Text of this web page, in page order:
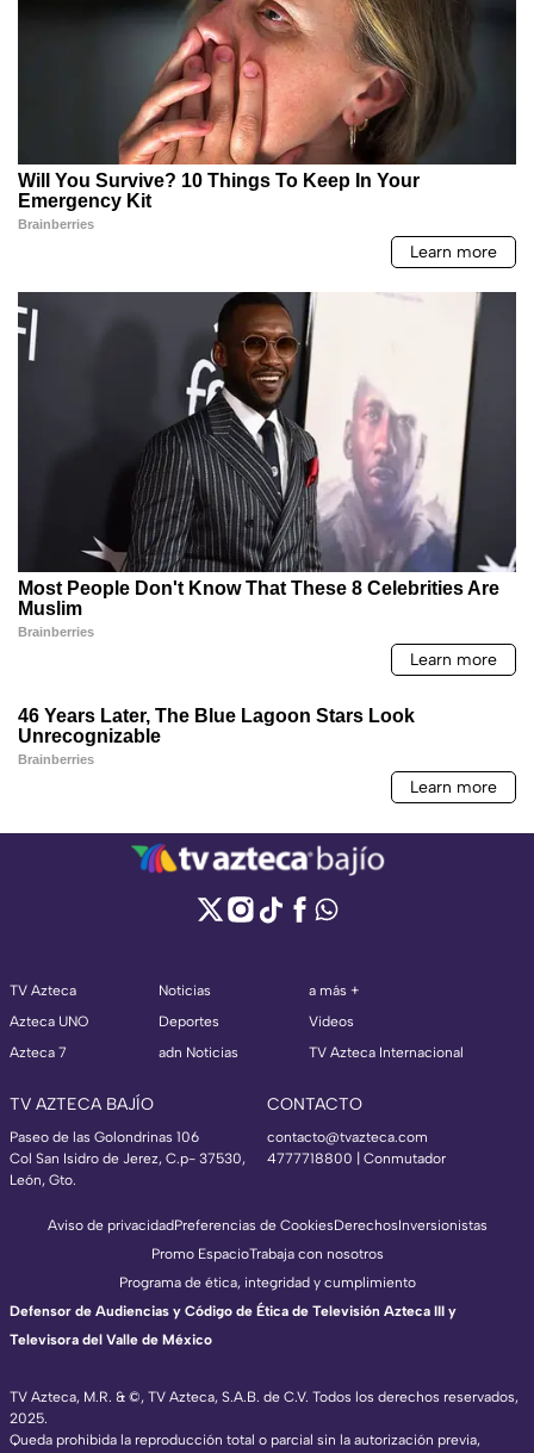
TV Azteca
Azteca UNO
Azteca 7
Noticias
Deportes
adn Noticias
a más +
Videos
TV Azteca Internacional
TV AZTECA BAJÍO
Paseo de las Golondrinas 106
Col San Isidro de Jerez, C.p- 37530,
León, Gto.
CONTACTO
contacto@tvazteca.com
4777718800 | Conmutador
TV Azteca, M.R. & ©, TV Azteca, S.A.B. de C.V. Todos los derechos reservados,
2025.
Queda prohibida la reproducción total o parcial sin la autorización previa,
Aviso de privacidadPreferencias de CookiesDerechosInversionistas
Promo EspacioTrabaja con nosotros
Programa de ética, integridad y cumplimiento
Defensor de Audiencias y Código de Ética de Televisión Azteca III y
Televisora del Valle de México